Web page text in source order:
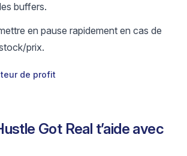
buffers.
en pause rapidement en cas de
prix.
de profit
Got Real t’aide avec